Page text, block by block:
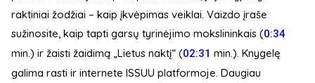
raktiniai žodžiai – kaip įkvėpimas veiklai. Vaizdo įraše
sužinosite, kaip tapti garsų tyrinėjimo mokslininkais (0:34
min.) ir žaisti žaidimą „Lietus naktį“ (02:31 ​ min.). Knygelę
galima rasti ir internete ISSUU platformoje. Daugiau